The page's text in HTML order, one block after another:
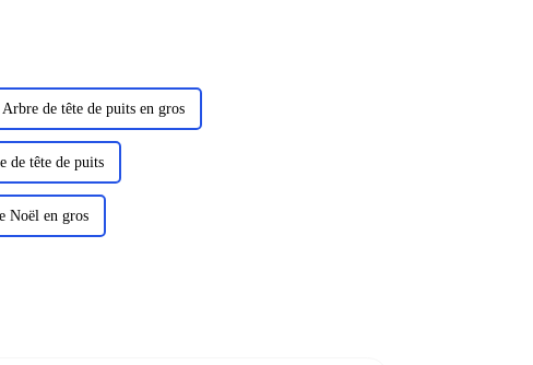
Arbre de tête de puits en gros
de tête de puits
Noël en gros